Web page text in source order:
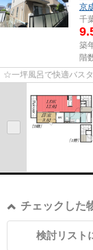
京
千
築
階
☆一坪風呂で快適バス
チェックした
検討リスト